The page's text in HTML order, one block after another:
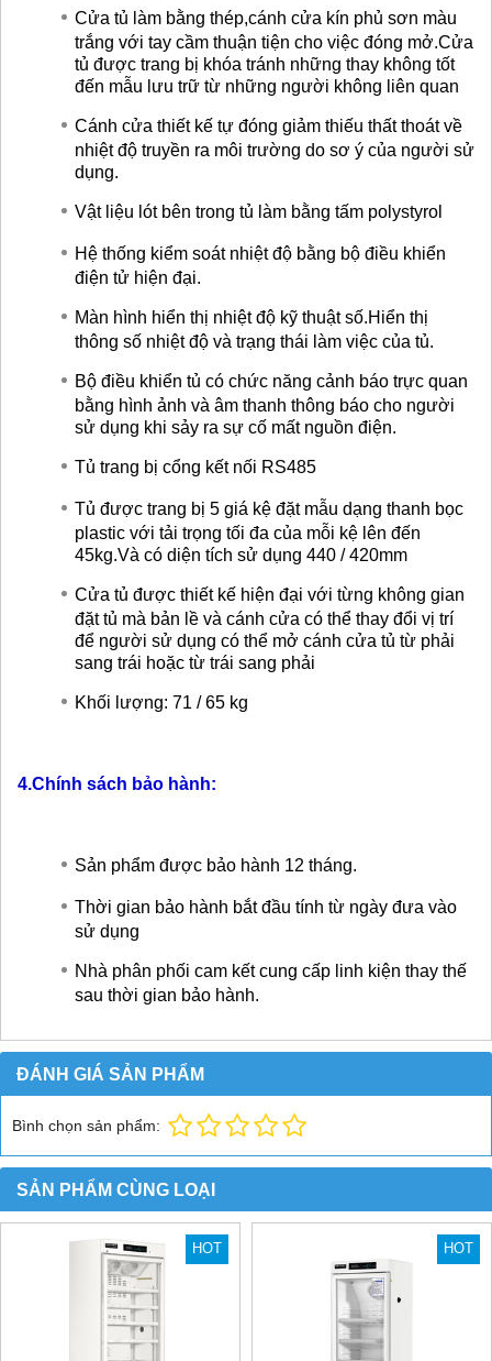
Cửa tủ làm bằng thép,cánh cửa kín phủ sơn màu
trắng với tay cầm thuận tiện cho việc đóng mở.Cửa
tủ được trang bị khóa tránh những thay không tốt
đến mẫu lưu trữ từ những người không liên quan
Cánh cửa thiết kế tự đóng giảm thiếu thất thoát về
nhiệt độ truyền ra môi trường do sơ ý của người sử
dụng.
Vật liệu lót bên trong tủ làm bằng tấm polystyrol
Hệ thống kiểm soát nhiệt độ bằng bộ điều khiển
điện tử hiện đại.
Màn hình hiển thị nhiệt độ kỹ thuật số.Hiển thị
thông số nhiệt độ và trạng thái làm việc của tủ.
Bộ điều khiển tủ có chức năng cảnh báo trực quan
bằng hình ảnh và âm thanh thông báo cho người
sử dụng khi sảy ra sự cố mất nguồn điện.
Tủ trang bị cổng kết nối RS485
Tủ được trang bị 5 giá kệ đặt mẫu dạng thanh bọc
plastic với tải trọng tối đa của mỗi kệ lên đến
45kg.Và có diện tích sử dụng 440 / 420mm
Cửa tủ được thiết kế hiện đại với từng không gian
đặt tủ mà bản lề và cánh cửa có thể thay đổi vị trí
để người sử dụng có thể mở cánh cửa tủ từ phải
sang trái hoặc từ trái sang phải
Khối lượng: 71 / 65 kg
4.Chính sách bảo hành:
Sản phẩm được bảo hành 12 tháng.
Thời gian bảo hành bắt đầu tính từ ngày đưa vào
sử dụng
Nhà phân phối cam kết cung cấp linh kiện thay thế
sau thời gian bảo hành.
ĐÁNH GIÁ SẢN PHẨM
Bình chọn sản phẩm:
SẢN PHẨM CÙNG LOẠI
HOT HOT